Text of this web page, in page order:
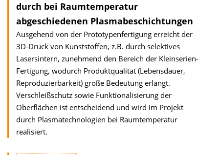
durch bei Raumtemperatur
abgeschiedenen Plasmabeschichtungen
Ausgehend von der Prototypenfertigung erreicht der
3D-Druck von Kunststoffen, z.B. durch selektives
Lasersintern, zunehmend den Bereich der Kleinserien-
Fertigung, wodurch Produktqualität (Lebensdauer,
Reproduzierbarkeit) große Bedeutung erlangt.
Verschleißschutz sowie Funktionalisierung der
Oberflächen ist entscheidend und wird im Projekt
durch Plasmatechnologien bei Raumtemperatur
realisiert.